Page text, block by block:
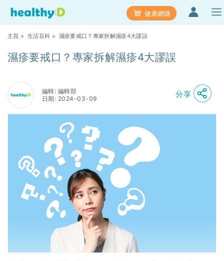
健康網購
主頁 > 生活百科 > 濕疹要戒口？專家拆解濕疹4大謬誤
濕疹要戒口？專家拆解濕疹4大謬誤
編輯: 編輯部
日期: 2024-03-09
分享